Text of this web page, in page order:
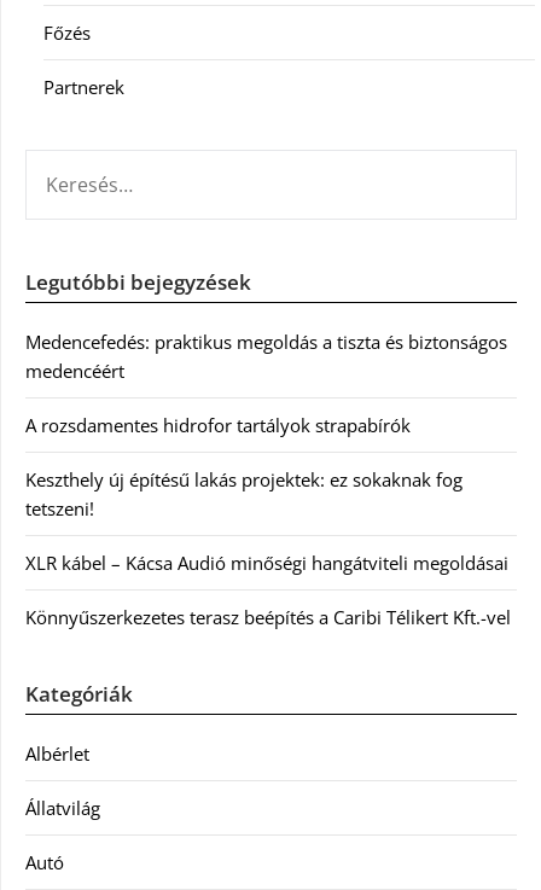
Főzés
Partnerek
Legutóbbi bejegyzések
Medencefedés: praktikus megoldás a tiszta és biztonságos
medencéért
A rozsdamentes hidrofor tartályok strapabírók
Keszthely új építésű lakás projektek: ez sokaknak fog
tetszeni!
XLR kábel – Kácsa Audió minőségi hangátviteli megoldásai
Könnyűszerkezetes terasz beépítés a Caribi Télikert Kft.-vel
Kategóriák
Albérlet
Állatvilág
Autó